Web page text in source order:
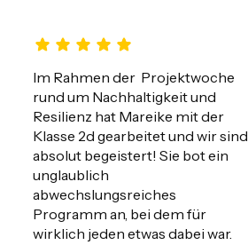
Im Rahmen der  Projektwoche
rund um Nachhaltigkeit und
Resilienz hat Mareike mit der
Klasse 2d gearbeitet und wir sind
absolut begeistert! Sie bot ein
unglaublich
abwechslungsreiches
Programm an, bei dem für
wirklich jeden etwas dabei war.